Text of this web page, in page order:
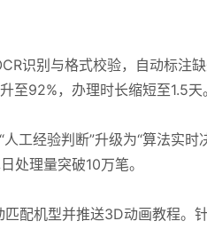
识别与格式校验，自动标注
92%，办理时长缩短至1.5天。
工经验判断”升级为“算法实时
处理量突破10万笔。
配机型并推送3D动画教程。